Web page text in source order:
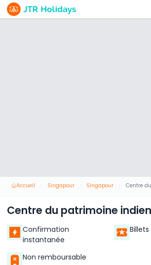
Accueil Singapour Singapour
Centre du patrimoine indien
Confirmation
instantanée
Non remboursable